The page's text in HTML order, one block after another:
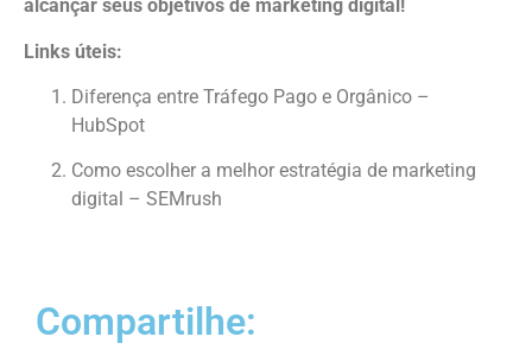
alcançar seus objetivos de marketing digital!
Links úteis:
Diferença entre Tráfego Pago e Orgânico –
HubSpot
Como escolher a melhor estratégia de marketing
digital – SEMrush
Compartilhe: